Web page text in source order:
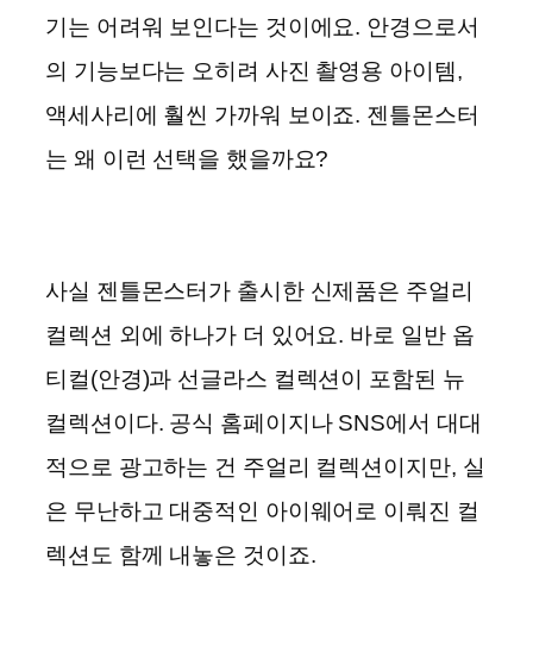
기는 어려워 보인다는 것이에요. 안경으로서
의 기능보다는 오히려 사진 촬영용 아이템,
액세사리에 훨씬 가까워 보이죠. 젠틀몬스터
는 왜 이런 선택을 했을까요?
사실 젠틀몬스터가 출시한 신제품은 주얼리
컬렉션 외에 하나가 더 있어요. 바로 일반 옵
티컬(안경)과 선글라스 컬렉션이 포함된 뉴
컬렉션이다. 공식 홈페이지나 SNS에서 대대
적으로 광고하는 건 주얼리 컬렉션이지만, 실
은 무난하고 대중적인 아이웨어로 이뤄진 컬
렉션도 함께 내놓은 것이죠.